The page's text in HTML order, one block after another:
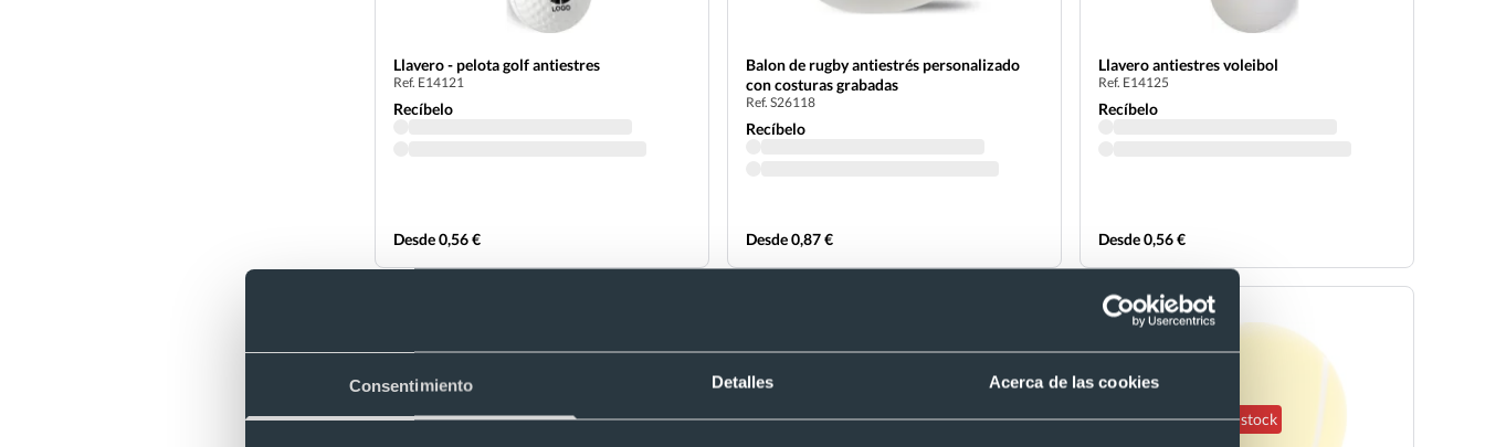
Consentimiento Detalles Acerca de las cookies
Llavero - pelota golf antiestres
Ref. E14121
Recíbelo
Desde 0,56 €
Balon de rugby antiestrés personalizado
con costuras grabadas
Ref. S26118
Recíbelo
Desde 0,87 €
Llavero antiestres voleibol
Ref. E14125
Recíbelo
Desde 0,56 €
Sin stock Sin stock